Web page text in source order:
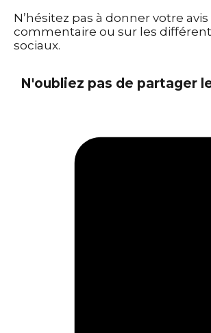
N’hésitez pas à donner votre avis
commentaire ou sur les
sociaux.
N'oubliez pas de partager